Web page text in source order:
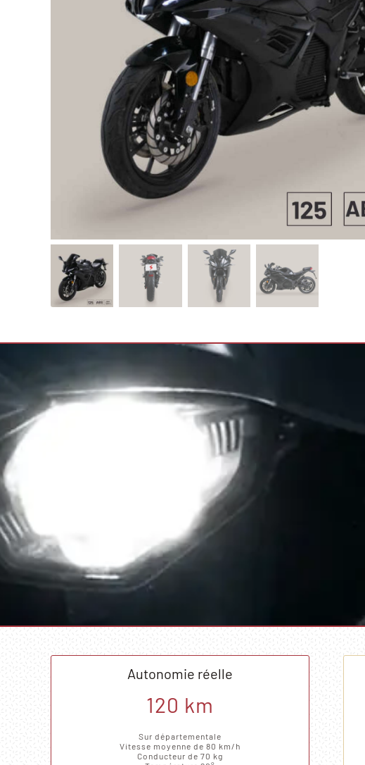
Scooter de livraison
Scooter petit prix
Autonomie réelle
120 km
Sur départementale
Vitesse moyenne de 80 km/h
Conducteur de 70 kg